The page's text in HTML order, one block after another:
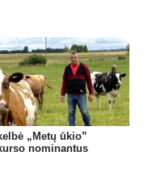
„Metų ūkio”
nominantus